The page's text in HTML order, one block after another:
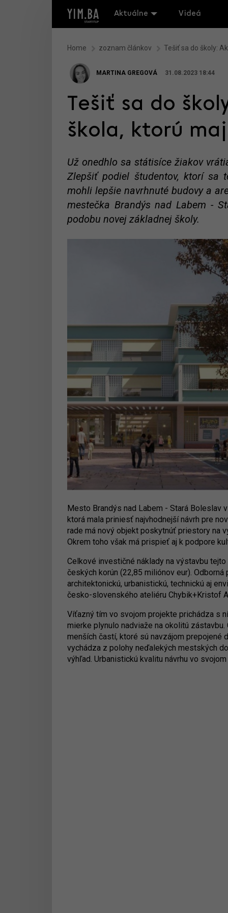
Aktuálne Videá
Home zoznam článkov Tešiť sa do školy:
MARTINA GREGOVÁ 31.08.2023 18:44
Tešiť sa do
škola, ktorú
Už onedhlo sa státisíce žiakov
Zlepšiť podiel študentov, ktorí sa
mohli lepšie navrhnuté budovy a
mestečka Brandýs nad Labem -
podobu novej základnej školy.
Mesto Brandýs nad Labem - Stará Boleslav
ktorá mala priniesť najvhodnejší návrh pre
rade má nový objekt poskytnúť priestory na
Okrem toho však má prispieť aj k podpore
Celkové investičné náklady na výstavbu
českých korún (22,85 miliónov eur).
architektonickú, urbanistickú, technickú aj
česko-slovenského ateliéru Chybik+Kristof
Víťazný tím vo svojom projekte prichádza s
mierke plynulo nadviaže na okolitú
menších častí, ktoré sú navzájom prepojené
vychádza z polohy neďalekých mestských
výhľad. Urbanistickú kvalitu návrhu vo